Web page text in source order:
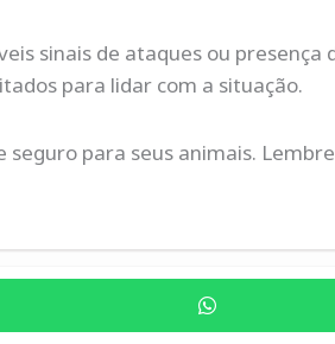
sinais de ataques ou presença
para lidar com a situação.
para seus animais.